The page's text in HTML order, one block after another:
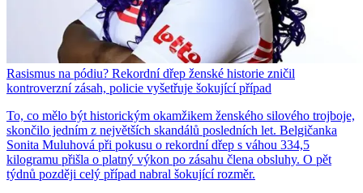
Rasismus na pódiu? Rekordní dřep ženské historie zničil
kontroverzní zásah, policie vyšetřuje šokující případ
To, co mělo být historickým okamžikem ženského silového trojboje,
skončilo jedním z největších skandálů posledních let. Belgičanka
Sonita Muluhová při pokusu o rekordní dřep s váhou 334,5
kilogramu přišla o platný výkon po zásahu člena obsluhy. O pět
týdnů později celý případ nabral šokující rozměr.